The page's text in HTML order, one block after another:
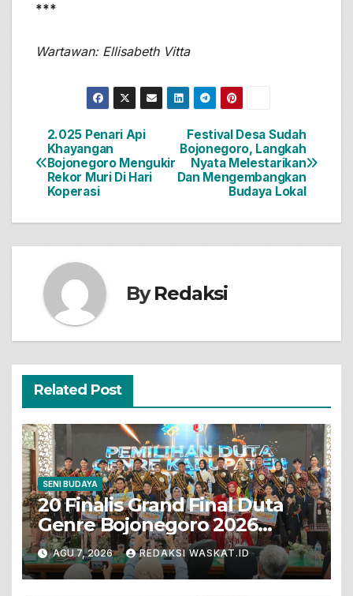
***
Wartawan: Ellisabeth Vitta
Navigasi
pos
Festival Desa Sudah
Bojonegoro, Langkah
Nyata Melestarikan
Dan Mengembangkan
Budaya Lokal
2.025 Penari Api
Khayangan
Bojonegoro Mengukir
Rekor Muri Di Hari
Koperasi
ByRedaksi
Related Post
SENI BUDAYA
20 Finalis Grand Final Duta
Genre Bojonegoro 2026
Tunjukkan Bakat Terbaik
AGU 7, 2026 REDAKSI WASKAT.ID